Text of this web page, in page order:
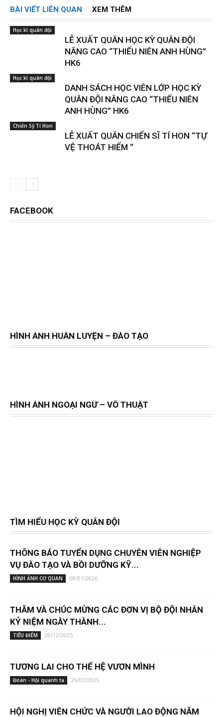
BÀI VIẾT LIÊN QUAN XEM THÊM
Học kì quân đội
LỄ XUẤT QUÂN HỌC KỲ QUÂN ĐỘI
NÂNG CAO “THIẾU NIÊN ANH HÙNG”
HK6
Học kì quân đội
DANH SÁCH HỌC VIÊN LỚP HỌC KỲ
QUÂN ĐỘI NÂNG CAO “THIẾU NIÊN
ANH HÙNG” HK6
Chiến Sỹ Tí Hon
LỄ XUẤT QUÂN CHIẾN SĨ TÍ HON “TỰ
VỆ THOÁT HIỂM “
FACEBOOK
HÌNH ẢNH HUẤN LUYỆN – ĐÀO TẠO
HÌNH ẢNH NGOẠI NGỮ – VÕ THUẬT
TÌM HIỂU HỌC KỲ QUÂN ĐỘI
THÔNG BÁO TUYỂN DỤNG CHUYÊN VIÊN NGHIỆP
VỤ ĐÀO TẠO VÀ BỒI DƯỠNG KỸ...
HÌNH ẢNH CƠ QUAN 08/01/2026
THĂM VÀ CHÚC MỪNG CÁC ĐƠN VỊ BỘ ĐỘI NHÂN
KỶ NIỆM NGÀY THÀNH...
TIÊU ĐIỂM 20/12/2025
TƯƠNG LAI CHO THẾ HỆ VƯƠN MÌNH
Đoàn - Hội quanh ta 26/03/2025
HỘI NGHỊ VIÊN CHỨC VÀ NGƯỜI LAO ĐỘNG NĂM